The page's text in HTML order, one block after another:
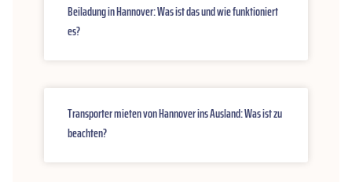
Beiladung in Hannover: Was ist das und wie funktioniert
es?
Transporter mieten von Hannover ins Ausland: Was ist zu
beachten?